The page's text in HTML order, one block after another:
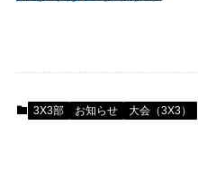
3X3部 お知らせ 大会（3X3）